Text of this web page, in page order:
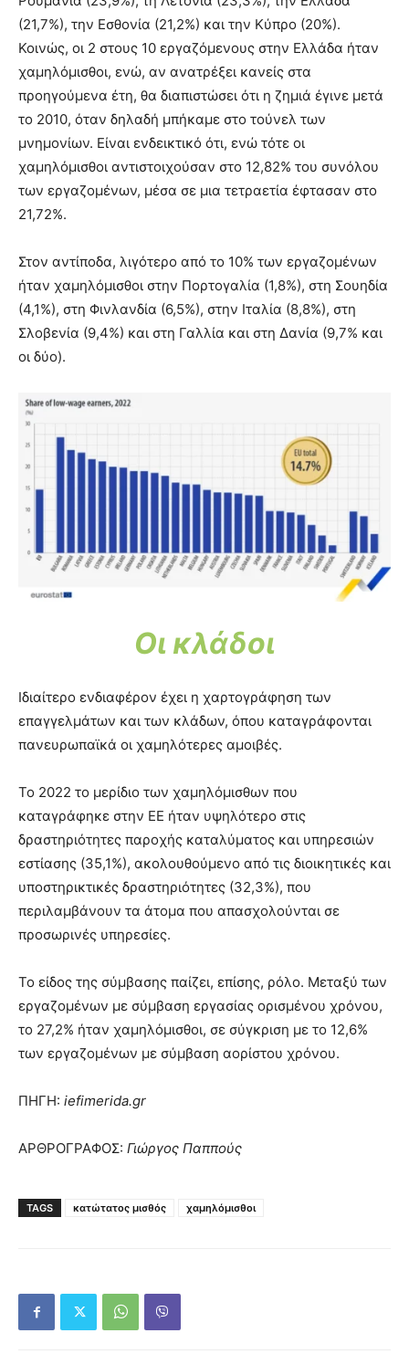
(21,7%), την Εσθονία (21,2%) και την Κύπρο (20%).
Κοινώς, οι 2 στους 10 εργαζόμενους στην Ελλάδα ήταν
χαμηλόμισθοι, ενώ, αν ανατρέξει κανείς στα
προηγούμενα έτη, θα διαπιστώσει ότι η ζημιά έγινε μετά
το 2010, όταν δηλαδή μπήκαμε στο τούνελ των
μνημονίων. Είναι ενδεικτικό ότι, ενώ τότε οι
χαμηλόμισθοι αντιστοιχούσαν στο 12,82% του συνόλου
των εργαζομένων, μέσα σε μια τετραετία έφτασαν στο
21,72%.
Στον αντίποδα, λιγότερο από το 10% των εργαζομένων
ήταν χαμηλόμισθοι στην Πορτογαλία (1,8%), στη Σουηδία
(4,1%), στη Φινλανδία (6,5%), στην Ιταλία (8,8%), στη
Σλοβενία (9,4%) και στη Γαλλία και στη Δανία (9,7% και
οι δύο).
Οι κλάδοι
Ιδιαίτερο ενδιαφέρον έχει η χαρτογράφηση των
επαγγελμάτων και των κλάδων, όπου καταγράφονται
πανευρωπαϊκά οι χαμηλότερες αμοιβές.
Το 2022 το μερίδιο των χαμηλόμισθων που
καταγράφηκε στην ΕΕ ήταν υψηλότερο στις
δραστηριότητες παροχής καταλύματος και υπηρεσιών
εστίασης (35,1%), ακολουθούμενο από τις διοικητικές και
υποστηρικτικές δραστηριότητες (32,3%), που
περιλαμβάνουν τα άτομα που απασχολούνται σε
προσωρινές υπηρεσίες.
Το είδος της σύμβασης παίζει, επίσης, ρόλο. Μεταξύ των
εργαζομένων με σύμβαση εργασίας ορισμένου χρόνου,
το 27,2% ήταν χαμηλόμισθοι, σε σύγκριση με το 12,6%
των εργαζομένων με σύμβαση αορίστου χρόνου.
ΠΗΓΗ: iefimerida.gr
ΑΡΘΡΟΓΡΑΦΟΣ: Γιώργος Παππούς
TAGS κατώτατος μισθός χαμηλόμισθοι